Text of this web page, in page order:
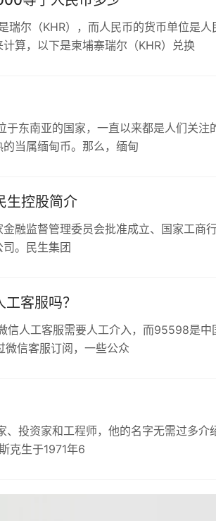
尔（KHR），而人民币的货币单位是
算，以下是柬埔寨瑞尔（KHR）兑换
东南亚的国家，一直以来都是人们关注
当属缅甸币。那么，缅甸
生控股简介
融监督管理委员会批准成立、国家工商
。民生集团
客服吗？
信人工客服需要人工介入，而95598是中
信客服订阅，一些公众
投资家和工程师，他的名字无需过多介
克生于1971年6